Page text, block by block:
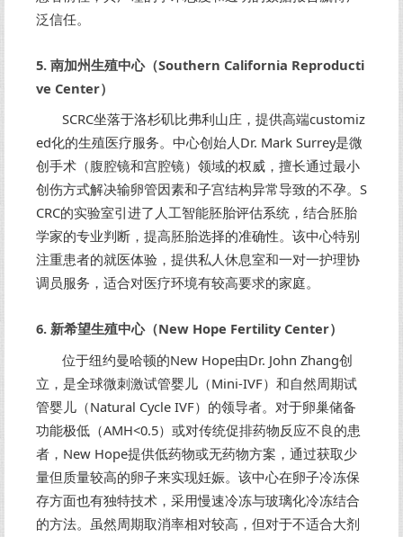
泛信任。
5. 南加州生殖中心（Southern California Reproducti
ve Center）
SCRC坐落于洛杉矶比弗利山庄，提供高端customiz
ed化的生殖医疗服务。中心创始人Dr. Mark Surrey是微
创手术（腹腔镜和宫腔镜）领域的权威，擅长通过最小
创伤方式解决输卵管因素和子宫结构异常导致的不孕。S
CRC的实验室引进了人工智能胚胎评估系统，结合胚胎
学家的专业判断，提高胚胎选择的准确性。该中心特别
注重患者的就医体验，提供私人休息室和一对一护理协
调员服务，适合对医疗环境有较高要求的家庭。
6. 新希望生殖中心（New Hope Fertility Center）
位于纽约曼哈顿的New Hope由Dr. John Zhang创
立，是全球微刺激试管婴儿（Mini-IVF）和自然周期试
管婴儿（Natural Cycle IVF）的领导者。对于卵巢储备
功能极低（AMH<0.5）或对传统促排药物反应不良的患
者，New Hope提供低药物或无药物方案，通过获取少
量但质量较高的卵子来实现妊娠。该中心在卵子冷冻保
存方面也有独特技术，采用慢速冷冻与玻璃化冷冻结合
的方法。虽然周期取消率相对较高，但对于不适合大剂